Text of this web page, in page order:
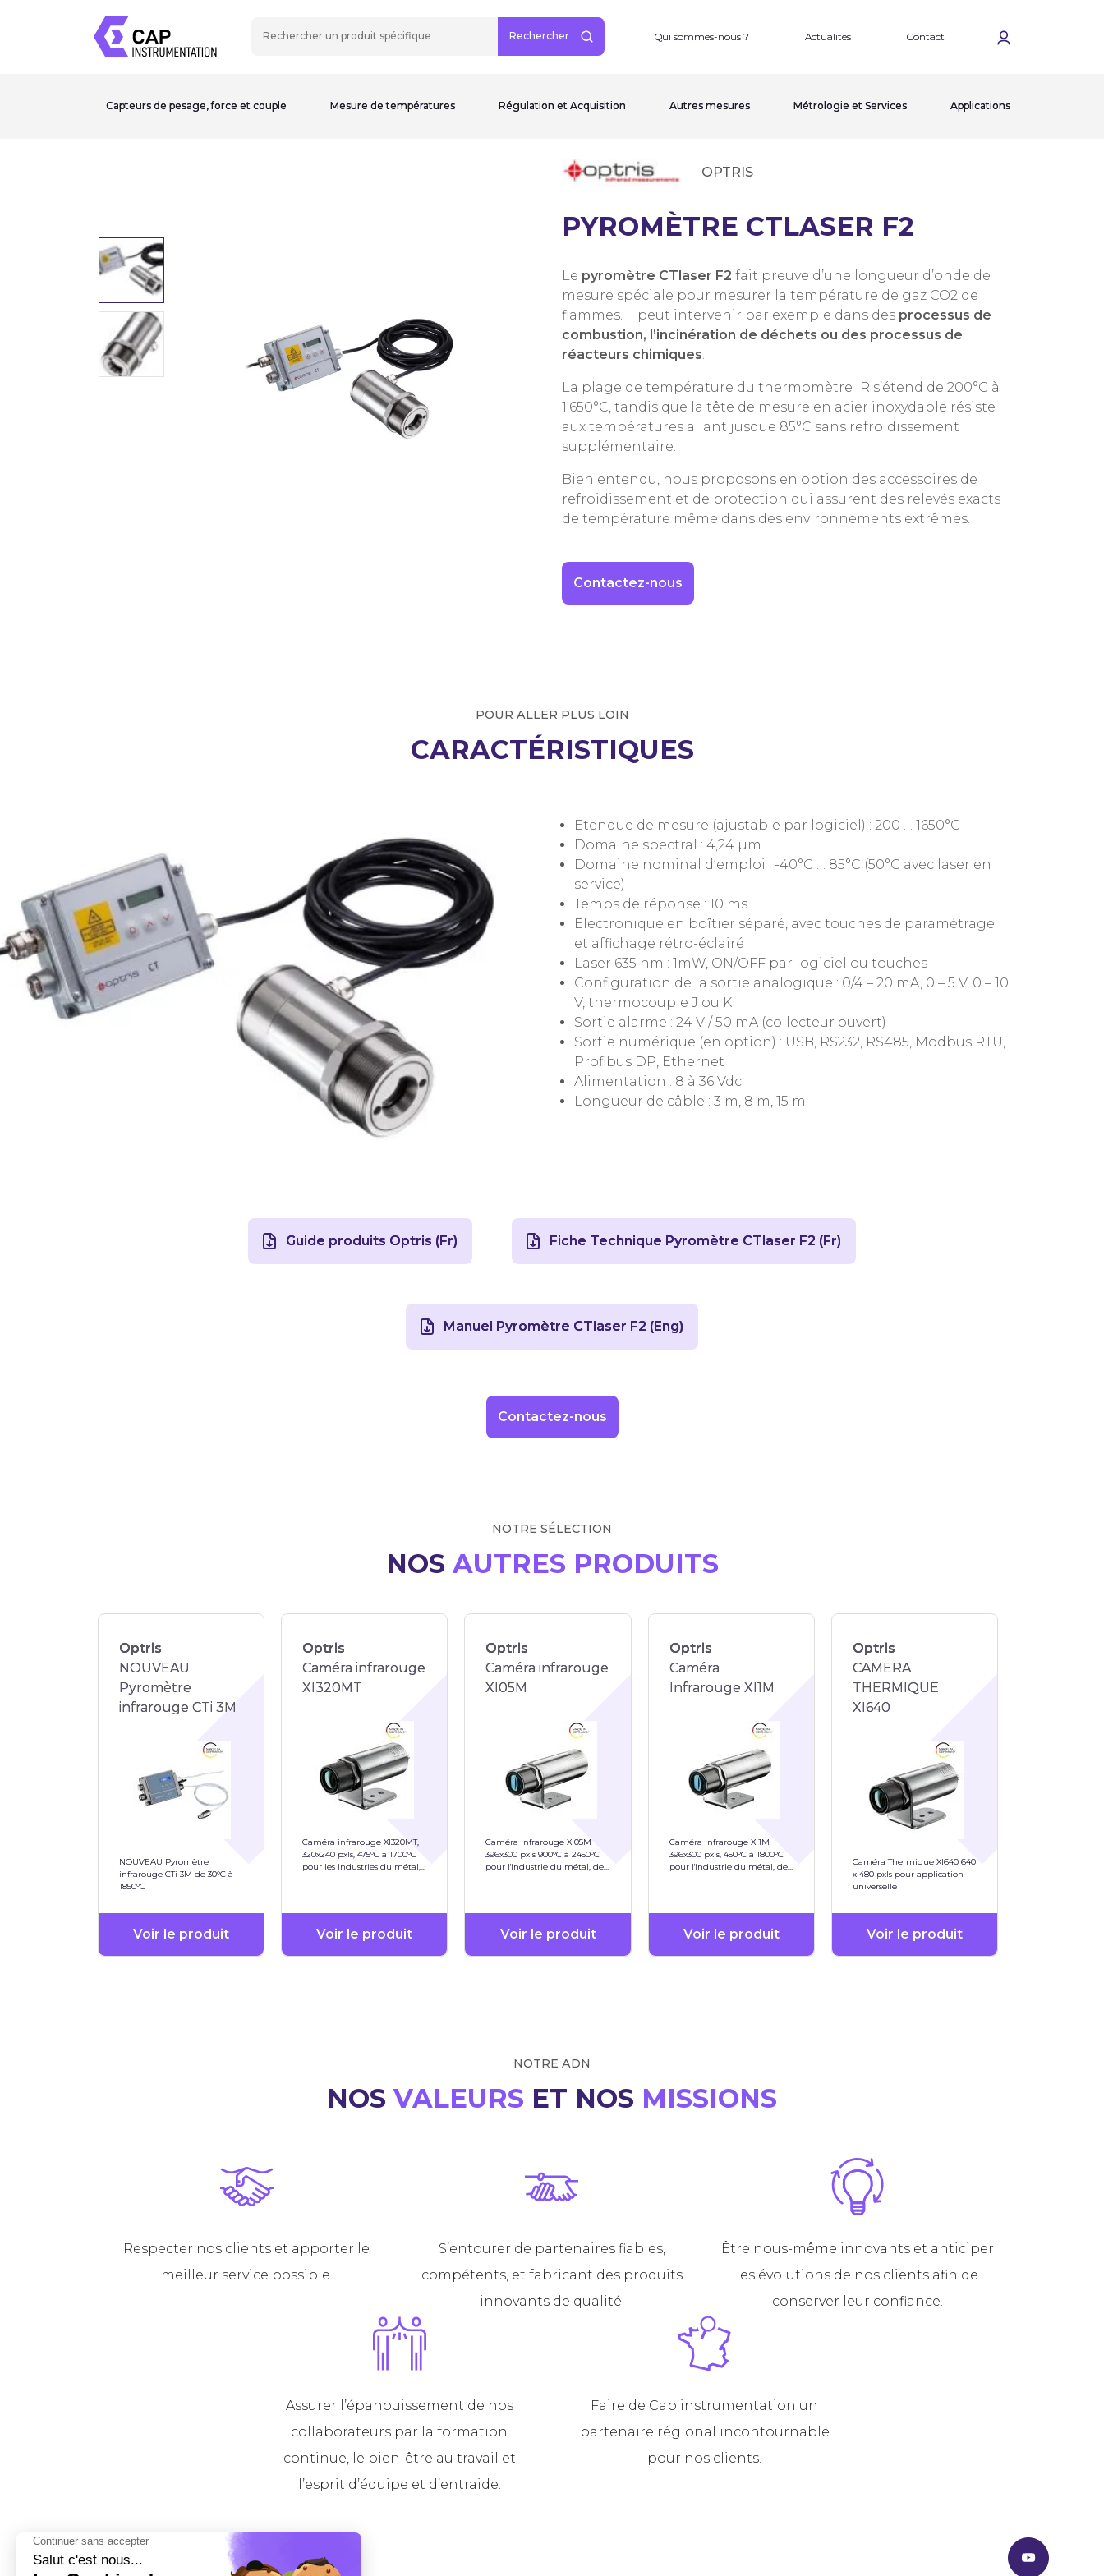
Rechercher Qui sommes-nous ? Actualités Contact
Capteurs de pesage, force et couple Mesure de températures Régulation et Acquisition Autres mesures Métrologie et Services Applications
OPTRIS
PYROMÈTRE CTLASER F2
Le pyromètre CTlaser F2 fait preuve d’une longueur d’onde de
mesure spéciale pour mesurer la température de gaz CO2 de
flammes. Il peut intervenir par exemple dans des processus de
combustion, l’incinération de déchets ou des processus de
réacteurs chimiques
La plage de température du thermomètre IR s’étend de 200°C à
1.650°C, tandis que la tête de mesure en acier inoxydable résiste
aux températures allant jusque 85°C sans refroidissement
supplémentaire.
Bien entendu, nous proposons en option des accessoires de
refroidissement et de protection qui assurent des relevés exacts
de température même dans des environnements extrêmes.
Contactez-nous
POUR ALLER PLUS LOIN
CARACTÉRISTIQUES
Etendue de mesure (ajustable par logiciel) : 200 … 1650°C
Domaine spectral : 4,24 µm
Domaine nominal d‘emploi : -40°C … 85°C (50°C avec laser en
service)
Temps de réponse : 10 ms
Electronique en boîtier séparé, avec touches de paramétrage
et affichage rétro-éclairé
Laser 635 nm : 1mW, ON/OFF par logiciel ou touches
Configuration de la sortie analogique : 0/4 – 20 mA, 0 – 5 V, 0 – 10
V, thermocouple J ou K
Sortie alarme : 24 V / 50 mA (collecteur ouvert)
Sortie numérique (en option) : USB, RS232, RS485, Modbus RTU,
Profibus DP, Ethernet
Alimentation : 8 à 36 Vdc
Longueur de câble : 3 m, 8 m, 15 m
Guide produits Optris (Fr) Fiche Technique Pyromètre CTlaser F2 (Fr)
Manuel Pyromètre CTlaser F2 (Eng)
Contactez-nous
NOTRE SÉLECTION
NOS AUTRES PRODUITS
Optris
NOUVEAU
Pyromètre
infrarouge CTi 3M
NOUVEAU Pyromètre
infrarouge CTi 3M de 30°C à
1850°C
Voir le produit
Optris
Caméra infrarouge
XI320MT
Caméra infrarouge XI320MT,
320x240 pxls, 475°C à 1700°C
pour les industries du métal,
Voir le produit
Optris
Caméra infrarouge
XI05M
Caméra infrarouge XI05M
396x300 pxls 900°C à 2450°C
pour l'industrie du métal, de
Voir le produit
Optris
Caméra
Infrarouge XI1M
Caméra infrarouge XI1M
396x300 pxls, 450°C à 1800°C
pour l'industrie du métal, de
Voir le produit
Optris
CAMERA
THERMIQUE
XI640
Caméra Thermique XI640 640
x 480 pxls pour application
universelle
Voir le produit
NOTRE ADN
NOS VALEURS ET NOS MISSIONS
Respecter nos clients et apporter le
meilleur service possible.
S’entourer de partenaires fiables,
compétents, et fabricant des produits
innovants de qualité.
Être nous-même innovants et anticiper
les évolutions de nos clients afin de
conserver leur confiance.
Assurer l’épanouissement de nos
collaborateurs par la formation
continue, le bien-être au travail et
l’esprit d’équipe et d’entraide.
Faire de Cap instrumentation un
partenaire régional incontournable
pour nos clients.